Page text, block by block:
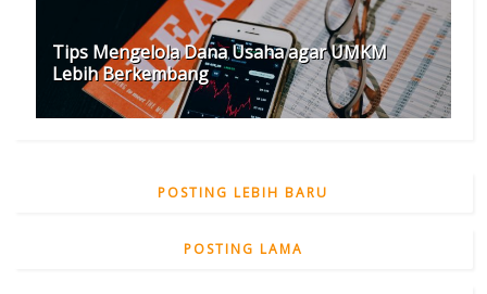
Tips Mengelola Dana Usaha agar UMKM
Lebih Berkembang
POSTING LEBIH BARU
POSTING LAMA